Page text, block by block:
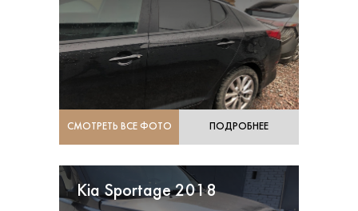
СМОТРЕТЬ ВСЕ ФОТО ПОДРОБНЕЕ
Kia Sportage 2018